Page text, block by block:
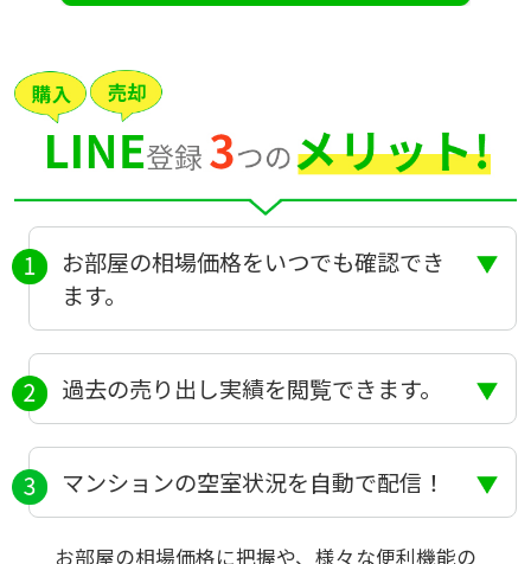
お部屋の相場価格をいつでも確認でき
ます。
過去の売り出し実績を閲覧できます。
マンションの空室状況を自動で配信！
お部屋の相場価格に把握や、様々な便利機能の